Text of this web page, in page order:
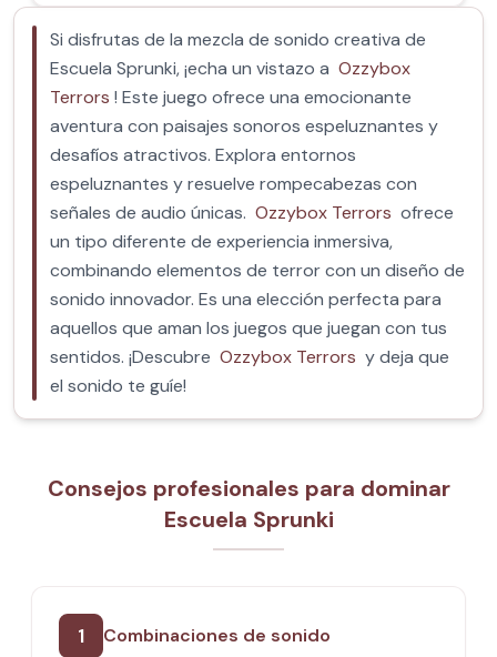
Si disfrutas de la mezcla de sonido creativa de
Escuela Sprunki, ¡echa un vistazo a Ozzybox
Terrors ! Este juego ofrece una emocionante
aventura con paisajes sonoros espeluznantes y
desafíos atractivos. Explora entornos
espeluznantes y resuelve rompecabezas con
señales de audio únicas. Ozzybox Terrors ofrece
un tipo diferente de experiencia inmersiva,
combinando elementos de terror con un diseño de
sonido innovador. Es una elección perfecta para
aquellos que aman los juegos que juegan con tus
sentidos. ¡Descubre Ozzybox Terrors y deja que
el sonido te guíe!
Consejos profesionales para dominar
Escuela Sprunki
1 Combinaciones de sonido